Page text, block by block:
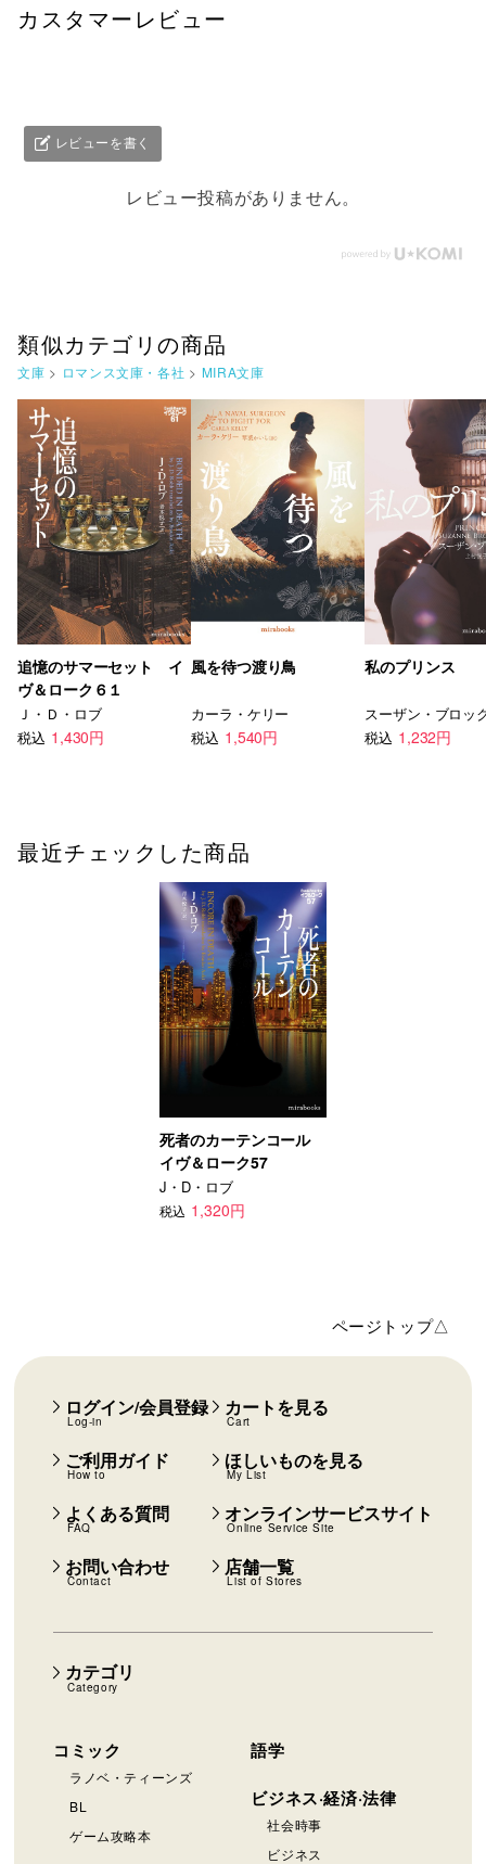
カスタマーレビュー
レビューを書く
レビュー投稿がありません。
類似カテゴリの商品
文庫 > ロマンス文庫・各社 > MIRA文庫
追憶のサマーセット イ
ヴ＆ローク６１
Ｊ・Ｄ・ロブ
税込 1,430円
風を待つ渡り鳥
カーラ・ケリー
税込 1,540円
私のプリンス
スーザン・ブロッ
税込 1,232円
最近チェックした商品
死者のカーテンコール
イヴ＆ローク57
J・D・ロブ
税込 1,320円
ページトップ△
カテゴリ
Category
コミック
ラノベ・ティーンズ
BL
ゲーム攻略本
語学
ビジネス·経済·法律
社会時事
ビジネス
ログイン/会員登録
Log-in
カートを見る
Cart
ご利用ガイド
How to
ほしいものを見る
My List
よくある質問
FAQ
オンラインサービスサイト
Online Service Site
お問い合わせ
Contact
店舗一覧
List of Stores